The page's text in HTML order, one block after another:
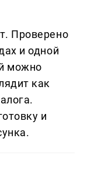
Проверено
и одной
можно
как
и